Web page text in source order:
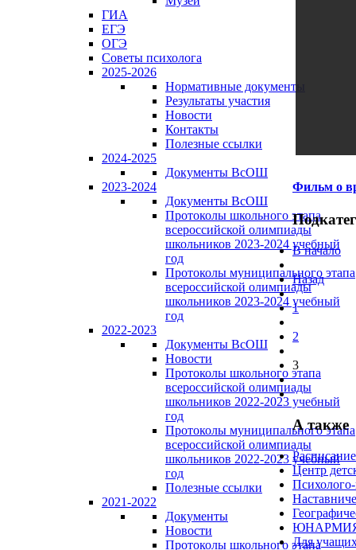
ГИА
ЕГЭ
ОГЭ
Советы психолога
2025-2026
Нормативные документы
Результаты участия
Новости
Контакты
Полезные ссылки
2024-2025
Документы ВсОШ
2023-2024
Документы ВсОШ
Протоколы школьного этапа
всероссийской олимпиады
школьников 2023-2024 учебный
год
Протоколы муниципального этапа
всероссийской олимпиады
школьников 2023-2024 учебный
год
2022-2023
Документы ВсОШ
Новости
Протоколы школьного этапа
всероссийской олимпиады
школьников 2022-2023 учебный
год
Протоколы муниципального этапа
всероссийской олимпиады
школьников 2022-2023 учебный
год
Полезные ссылки
2021-2022
Документы
Новости
Протоколы школьного этапа
Фильм о
В начало
Назад
1
2
3
А также
Центр
Для